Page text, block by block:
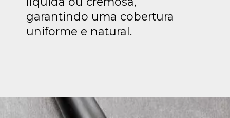
garantindo uma cobertura
uniforme e natural.